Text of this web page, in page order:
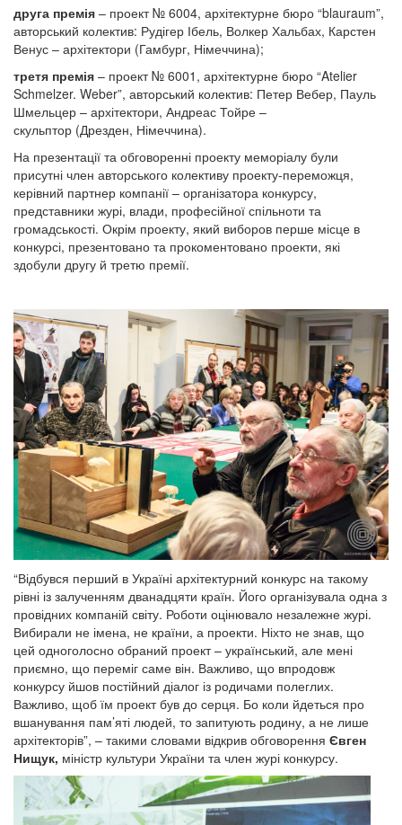
друга премія – проект № 6004, архітектурне бюро “blauraum”,
авторський колектив: Рудігер Ібель, Волкер Хальбах, Карстен
Венус – архітектори (Гамбург, Німеччина);
третя премія – проект № 6001, архітектурне бюро “Atelier
Schmelzer. Weber”, авторський колектив: Петер Вебер, Пауль
Шмельцер – архітектори, Андреас Тойре –
скульптор (Дрезден, Німеччина).
На презентації та обговоренні проекту меморіалу були
присутні член авторського колективу проекту-переможця,
керівний партнер компанії – організатора конкурсу,
представники журі, влади, професійної спільноти та
громадськості. Окрім проекту, який виборов перше місце в
конкурсі, презентовано та прокоментовано проекти, які
здобули другу й третю премії.
“Відбувся перший в Україні архітектурний конкурс на такому
рівні із залученням дванадцяти країн. Його організувала одна з
провідних компаній світу. Роботи оцінювало незалежне журі.
Вибирали не імена, не країни, а проекти. Ніхто не знав, що
цей одноголосно обраний проект – український, але мені
приємно, що переміг саме він. Важливо, що впродовж
конкурсу йшов постійний діалог із родичами полеглих.
Важливо, щоб їм проект був до серця. Бо коли йдеться про
вшанування пам’яті людей, то запитують родину, а не лише
архітекторів”, – такими словами відкрив обговорення Євген
Нищук, міністр культури України та член журі конкурсу.